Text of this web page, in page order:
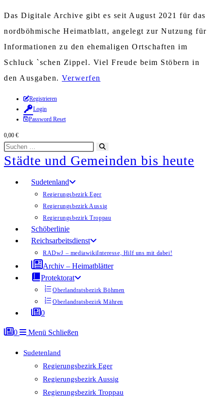
Das Digitale Archive gibt es seit August 2021 für das
nordböhmische Heimatblatt, angelegt zur Nutzung für
Informationen zu den ehemaligen Ortschaften im
Schluck `schen Zippel. Viel Freude beim Stöbern in
den Ausgaben. Verwerfen
Zum
Inhalt
springen
Registrieren
Login
Password Reset
0,00 €
Diese
Website
durchsuchen
starten
Städte und Gemeinden bis heute
Sudetenland
Regierungsbezirk Eger
Regierungsbezirk Aussig
Regierungsbezirk Troppau
Schöberlinie
Reichsarbeitsdienst
RADwJ – mediawikiInteresse, Hilf uns mit dabei!
Archiv – Heimatblätter
Protektorat
Oberlandratsbezirk Böhmen
Oberlandratsbezirk Mähren
0
0 Menü Schließen
Sudetenland
Regierungsbezirk Eger
Regierungsbezirk Aussig
Regierungsbezirk Troppau